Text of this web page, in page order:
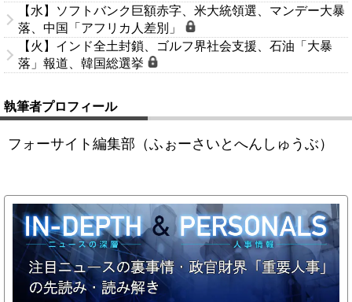
【水】ソフトバンク巨額赤字、米大統領選、マンデー大暴
落、中国「アフリカ人差別」
【火】インド全土封鎖、ゴルフ界社会支援、石油「大暴
落」報道、韓国総選挙
執筆者プロフィール
フォーサイト編集部（ふぉーさいとへんしゅうぶ）